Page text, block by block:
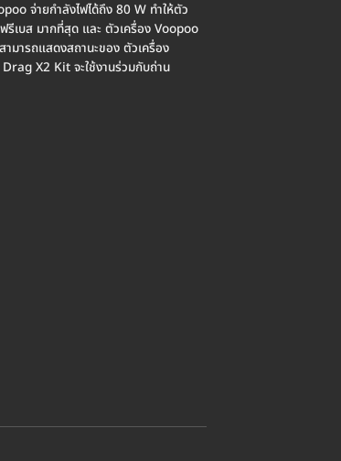
จ่ายกำลังไฟได้ถึง 80 W ทำให้ตัว
รีเบส มากที่สุด และ ตัวเครื่อง Voopoo
มารถแสดงสถานะของ ตัวเครื่อง
X2 Kit จะใช้งานร่วมกับถ่าน